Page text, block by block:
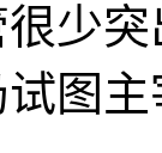
少
图